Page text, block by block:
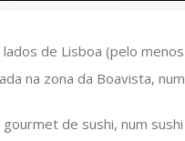
de Lisboa (pelo
na zona da Boavista,
de sushi, num